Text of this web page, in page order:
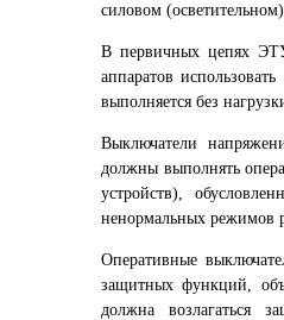
силовом
В первичных цепях
аппаратов
выполняется без
Выключатели
должны выполнять
устройств),
ненормальных режимов
Оперативные
защитных функций,
должна возлагаться